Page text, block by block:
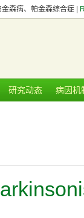
森病、帕金森综合症 |
研究动态 病因机